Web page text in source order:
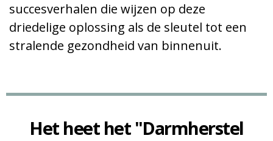
succesverhalen die wijzen op deze
driedelige oplossing als de sleutel tot een
stralende gezondheid van binnenuit.
Het heet het "Darmherstel